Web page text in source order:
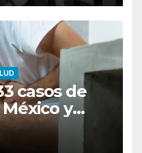
casos de
y
brote en